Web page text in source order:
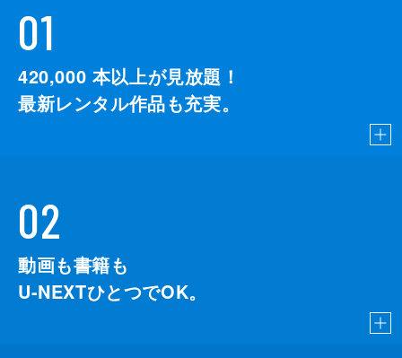
01
420,000 本以上が見放題！
最新レンタル作品も充実。
02
動画も書籍も
U-NEXTひとつでOK。